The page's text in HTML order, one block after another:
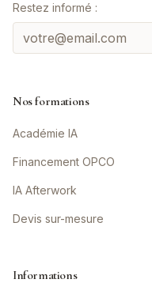
Restez informé :
Nos formations
Académie IA
Financement OPCO
IA Afterwork
Devis sur-mesure
Informations